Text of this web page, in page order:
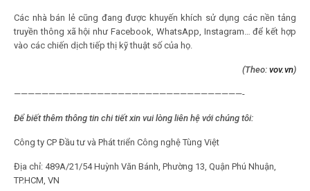
Các nhà bán lẻ cũng đang được khuyến khích sử dụng các nền tảng
truyền thông xã hội như Facebook, WhatsApp, Instagram… để kết hợp
vào các chiến dịch tiếp thị kỹ thuật số của họ.
(Theo: vov.vn)
—————————————————————————————————-
Để biết thêm thông tin chi tiết xin vui lòng liên hệ với chúng tôi:
Công ty CP Đầu tư và Phát triển Công nghệ Tùng Việt
Địa chỉ: 489A/21/54 Huỳnh Văn Bánh, Phường 13, Quận Phú Nhuận,
TP.HCM, VN